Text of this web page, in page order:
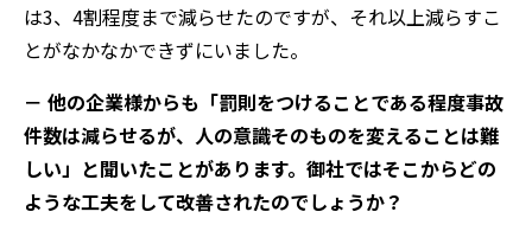
は3、4割程度まで減らせたのですが、それ以上減らすこ
とがなかなかできずにいました。
－ 他の企業様からも「罰則をつけることである程度事故
件数は減らせるが、人の意識そのものを変えることは難
しい」と聞いたことがあります。御社ではそこからどの
ような工夫をして改善されたのでしょうか？